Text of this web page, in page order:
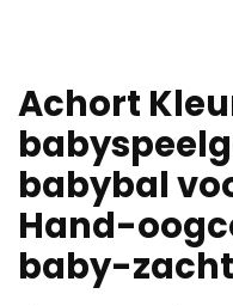
Achort
babybal
Hand-
baby-